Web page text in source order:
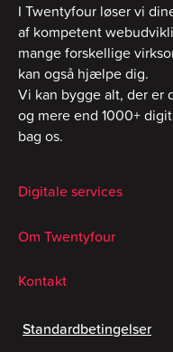
I Twentyfour løser vi
af kompetent
mange forskellige
kan også hjælpe dig.
Vi kan bygge alt, der er
og mere end 1000+
bag os.
Digitale services
Om Twentyfour
Kontakt
Standardbetingelser